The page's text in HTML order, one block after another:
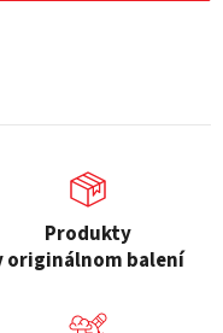
Produkty
originálnom balení